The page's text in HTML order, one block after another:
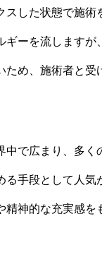
した状態で施
ーを流します
め、施術者と
で広まり、多く
手段として人
神的な充実感を